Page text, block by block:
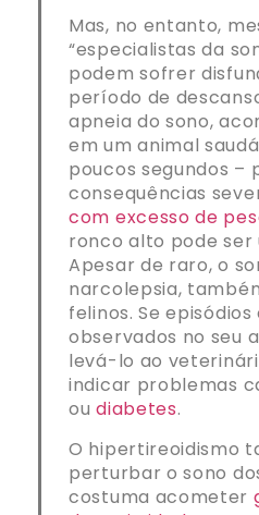
Mas, no entanto,
“especialistas da
podem sofrer
período de
apneia do sono,
em um animal
poucos segundos –
consequências
com excesso de
ronco alto pode ser
Apesar de raro, o
narcolepsia,
felinos. Se
observados no seu
levá-lo ao
indicar problemas
oudiabetes.
O hipertireoidismo
perturbar o sono
costuma acometer